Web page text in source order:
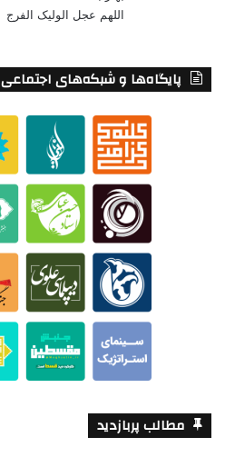
اللهم عجل الولیک الفرج
پایگاه‌ها و شبکه‌های اجتماعی
مطالب پربازدید